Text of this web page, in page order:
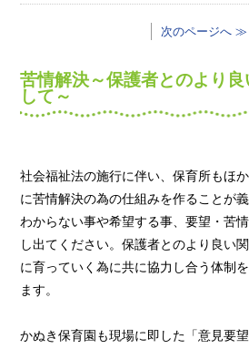
次のページへ ≫
苦情解決～保護者とのより
して～
社会福祉法の施行に伴い、保育所もほ
に苦情解決の為の仕組みを作ることが
わからない事や希望する事、要望・苦
し出てください。保護者とのより良い
に育っていく為に共に協力し合う体制
ます。
かぬき保育園も現場に即した「意見要